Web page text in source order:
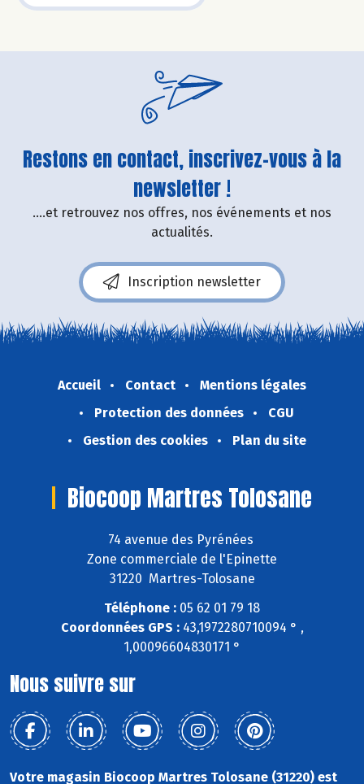
Restons en contact, inscrivez-vous à la
newsletter !
....et retrouvez nos offres, nos événements et nos
actualités.
Inscription newsletter
Accueil Contact
Mentions légales
Protection des données
CGU
Gestion des cookies
Plan du site
Biocoop Martres Tolosane
74 avenue des Pyrénées
Zone commerciale de l'Epinette
31220 Martres-Tolosane
Téléphone : 05 62 01 79 18
Coordonnées GPS :43,1972280710094 ° ,
1,00096604830171 °
Nous suivre sur
Votre magasin Biocoop Martres Tolosane (31220) est